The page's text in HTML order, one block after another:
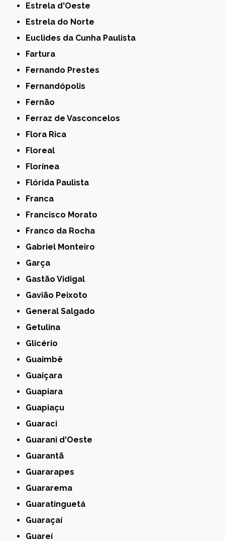
Estrela d'Oeste
Estrela do Norte
Euclides da Cunha Paulista
Fartura
Fernando Prestes
Fernandópolis
Fernão
Ferraz de Vasconcelos
Flora Rica
Floreal
Florínea
Flórida Paulista
Franca
Francisco Morato
Franco da Rocha
Gabriel Monteiro
Garça
Gastão Vidigal
Gavião Peixoto
General Salgado
Getulina
Glicério
Guaimbê
Guaiçara
Guapiara
Guapiaçu
Guaraci
Guarani d'Oeste
Guarantã
Guararapes
Guararema
Guaratinguetá
Guaraçaí
Guareí